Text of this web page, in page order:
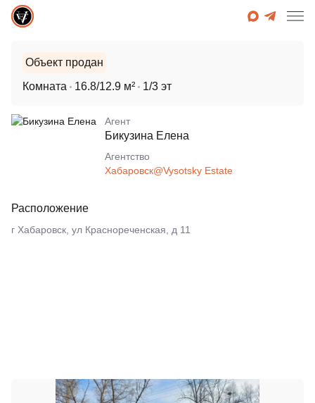
Объект продан
Комната
16.8/12.9 м² 1/3 эт
Агент
Бикузина Елена
Агентcтво
Хабаровск@Vysotsky Estate
Расположение
г Хабаровск, ул Краснореченская, д 11